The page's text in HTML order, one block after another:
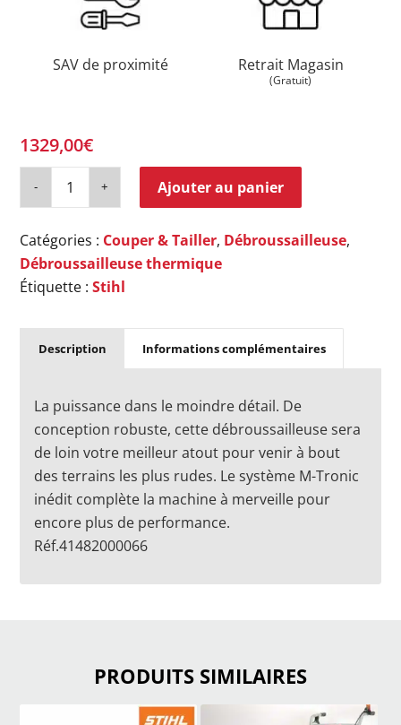
SAV de proximité Retrait Magasin
(Gratuit)
1329,00€
Ajouter au panier
Catégories : Couper & Tailler, Débroussailleuse,
Débroussailleuse thermique
Étiquette :Stihl
Description Informations complémentaires
La puissance dans le moindre détail. De
conception robuste, cette débroussailleuse sera
de loin votre meilleur atout pour venir à bout
des terrains les plus rudes. Le système M-Tronic
inédit complète la machine à merveille pour
encore plus de performance.
Réf.41482000066
PRODUITS SIMILAIRES